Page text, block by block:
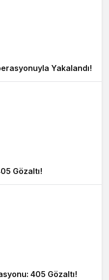
Yakalandı!
Gözaltı!
405 Gözaltı!